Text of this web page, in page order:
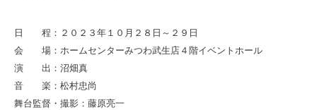
日 程：２０２３年１０月２８日～２９日
会 場：ホームセンターみつわ武生店４階イベントホール
演 出：沼畑真
音 楽：松村忠尚
舞台監督・撮影：藤原亮一